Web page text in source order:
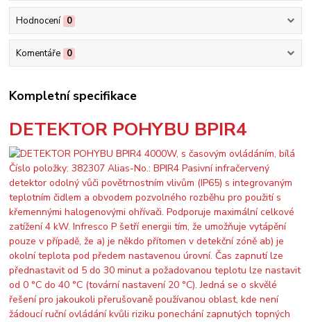
Hodnocení 0
Komentáře 0
Kompletní specifikace
DETEKTOR POHYBU BPIR4